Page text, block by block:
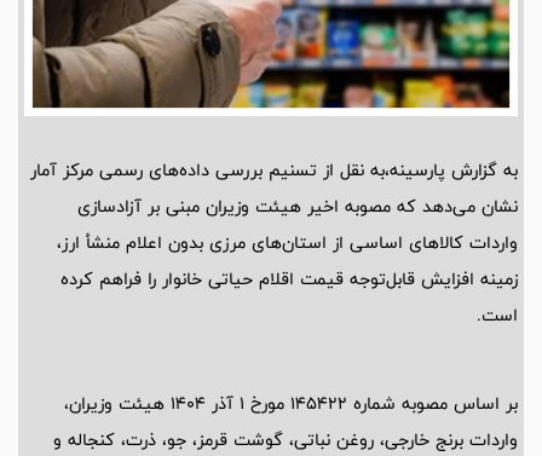
به گزارش پارسینه،به نقل از تسنیم بررسی‌ داده‌های رسمی مرکز آمار
نشان می‌دهد که مصوبه اخیر هیئت وزیران مبنی بر آزادسازی
واردات کالاهای اساسی از استان‌های مرزی بدون اعلام منشأ ارز،
زمینه افزایش قابل‌توجه قیمت اقلام حیاتی خانوار را فراهم کرده
است.
بر اساس مصوبه شماره 145422 مورخ 1 آذر 1404 هیئت وزیران،
واردات برنج خارجی، روغن نباتی، گوشت قرمز، جو، ذرت، کنجاله و